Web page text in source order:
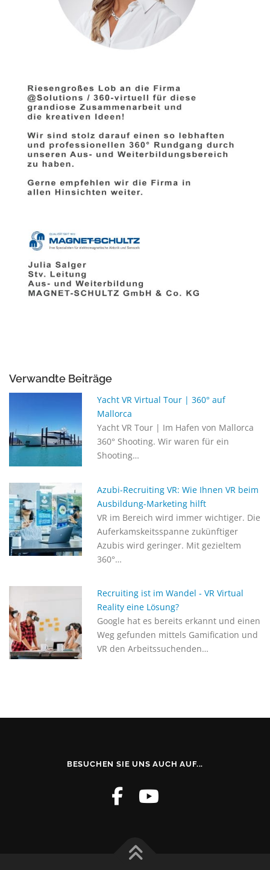
Verwandte Beiträge
Yacht VR Virtual Tour | 360° auf
Mallorca
Yacht VR Tour | Im Hafen von Mallorca
360° Shooting. Wir waren für ein
Shooting…
Azubi-Recruiting VR: Wie Ihnen VR beim
Ausbildung-Marketing hilft
VR im Bereich wird immer wichtiger. Die
Auferkamskeitsspanne zukünftiger
Azubis wird geringer. Mit gezieltem
360°…
Recruiting ist im Wandel - VR Virtual
Reality eine Lösung?
Google hat es bereits erkannt und einen
Weg gefunden mittels Gamification und
VR den Arbeitssuchenden…
BESUCHEN SIE UNS AUCH AUF...